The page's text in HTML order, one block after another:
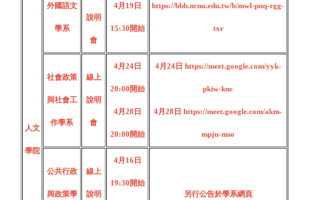
人文
學院
外國語文
學系
說明
會
4月19日
15:30 開始
https://bbb.ncnu.edu.tw/b/mwl-pnq-rgg-
txr
社會政策
與社會工
作學系
線上
說明
會
4月24日
20:00開始
4月28日
20:00 開始
4月24日 https://meet.google.com/yyk-
pkiw-knc
4月28日 https://meet.google.com/akm-
mpju-mso
公共行政
與政策學
線上
說明
4月16日
19:30 開始
另行公告於學系網頁